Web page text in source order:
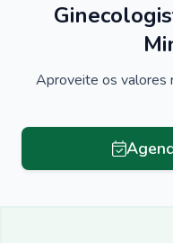
Aproveite os valores